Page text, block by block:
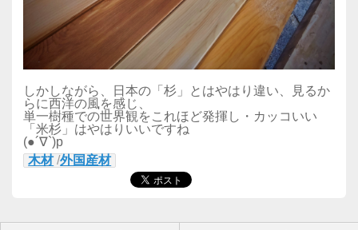
しかしながら、日本の「杉」とはやはり違い、見るか
らに西洋の風を感じ、
単一樹種での世界観をこれほど発揮し・カッコいい
「米杉」はやはりいいですね
(●´∇`)p
木材/外国産材